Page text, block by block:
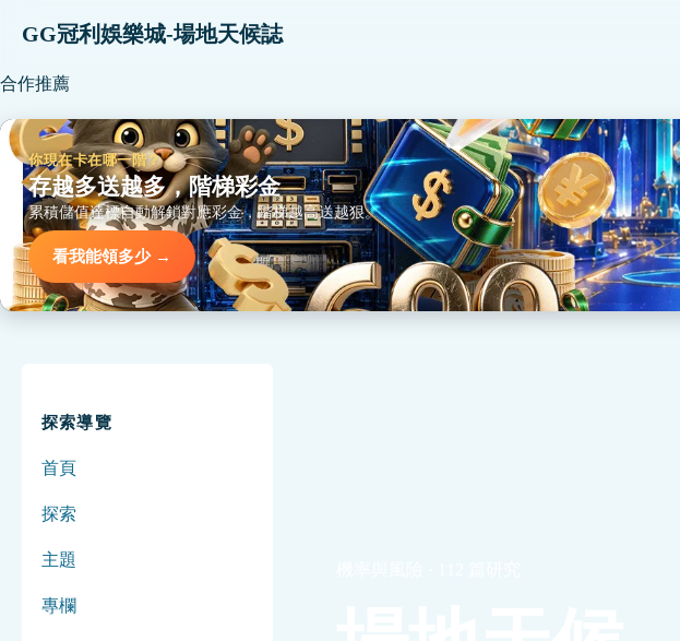
GG冠利娛樂城-場地天候誌
合作推薦
你現在卡在哪一階？
存越多送越多，階梯彩金
累積儲值達標自動解鎖對應彩金，階梯越高送越狠。
看我能領多少 →
探索導覽
首頁
探索
主題
專欄